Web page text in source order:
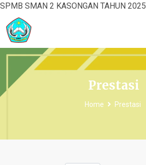
SPMB SMAN 2 KASONGAN TAHUN 2025
Prestasi
Home Prestasi